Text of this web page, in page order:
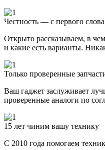
Честность — с первого слова
Открыто рассказываем, в
и какие есть варианты.
Только проверенные
Ваш гаджет заслуживает
проверенные аналоги по
15 лет чиним вашу технику
С 2010 года помогаем